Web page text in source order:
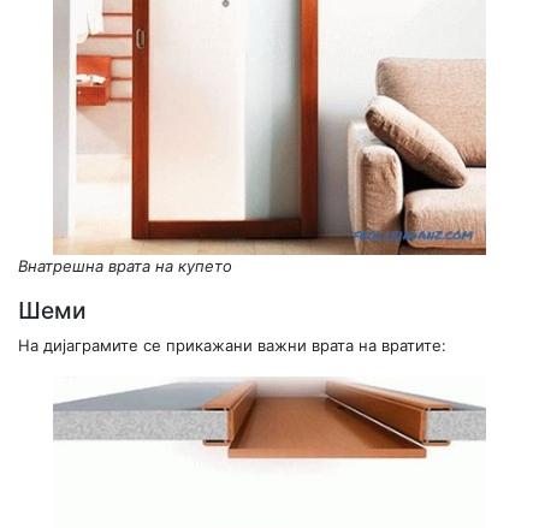
Внатрешна врата на купето
Шеми
На дијаграмите се прикажани важни врата на вратите: